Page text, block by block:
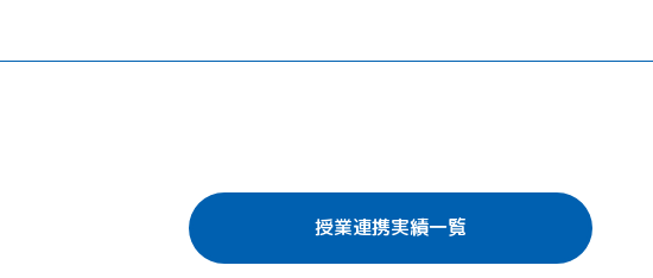
授業連携実績一覧